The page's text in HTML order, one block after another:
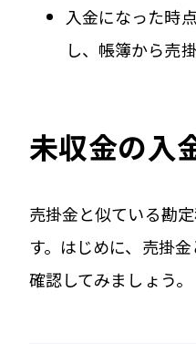
入金になった時
し、帳簿から売
未収金の入
売掛金と似ている勘
す。はじめに、売掛
確認してみましょう。